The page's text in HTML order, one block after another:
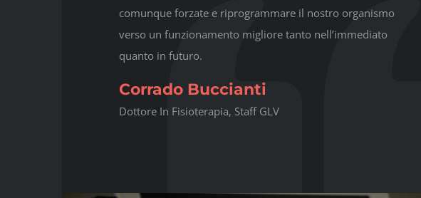
comunque forzate e riprogrammare il nostro organismo
verso un funzionamento migliore tanto nell’immediato
quanto in futuro.
Corrado Buccianti
Dottore In Fisioterapia, Staff GLV